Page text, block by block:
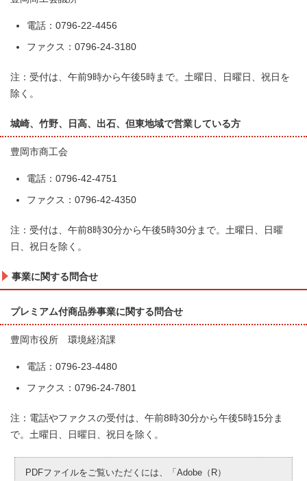
電話：0796-22-4456
ファクス：0796-24-3180
注：受付は、午前9時から午後5時まで。土曜日、日曜日、祝日を
除く。
城崎、竹野、日高、出石、但東地域で営業している方
豊岡市商工会
電話：0796-42-4751
ファクス：0796-42-4350
注：受付は、午前8時30分から午後5時30分まで。土曜日、日曜
日、祝日を除く。
事業に関する問合せ
プレミアム付商品券事業に関する問合せ
豊岡市役所 環境経済課
電話：0796-23-4480
ファクス：0796-24-7801
注：電話やファクスの受付は、午前8時30分から午後5時15分ま
で。土曜日、日曜日、祝日を除く。
PDFファイルをご覧いただくには、「Adobe（R）